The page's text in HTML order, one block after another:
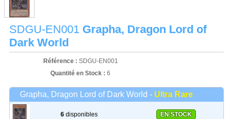
SDGU-EN001 Grapha, Dragon Lord of
Dark World
Référence : SDGU-EN001
Quantité en Stock : 6
Grapha, Dragon Lord of Dark World - Ultra Rare
6 disponibles EN STOCK